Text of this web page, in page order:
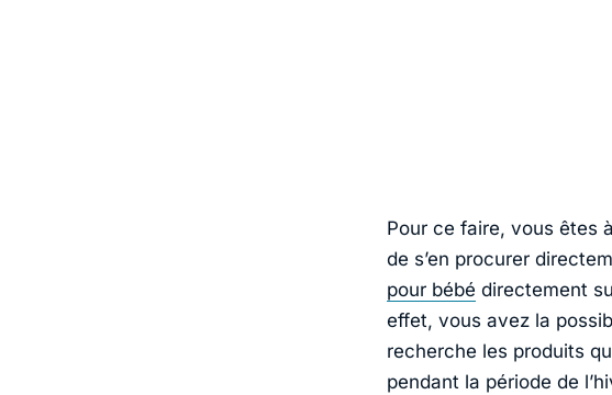
Pour ce faire, vous êtes
de s’en procurer
pour bébé directement
effet, vous avez la
recherche les produits
pendant la période de